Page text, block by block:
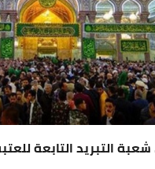
التبريد التابعة